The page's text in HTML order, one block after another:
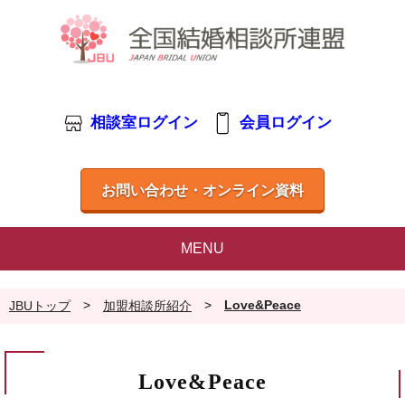
相談室ログイン 会員ログイン
お問い合わせ・オンライン資料
MENU
JBUトップ > 加盟相談所紹介 > Love&Peace
Love&Peace